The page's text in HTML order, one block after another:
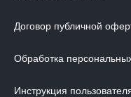
Договор публичной
Обработка
Инструкция